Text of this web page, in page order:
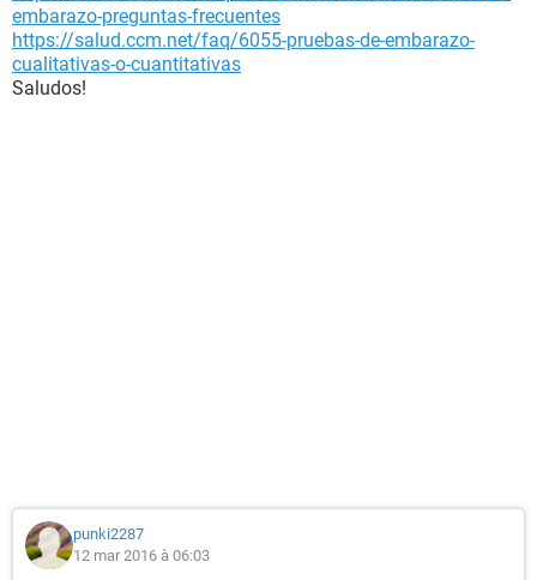
embarazo-preguntas-frecuentes
https://salud.ccm.net/faq/6055-pruebas-de-embarazo-
cualitativas-o-cuantitativas
Saludos!
punki2287
12 mar 2016 à 06:03